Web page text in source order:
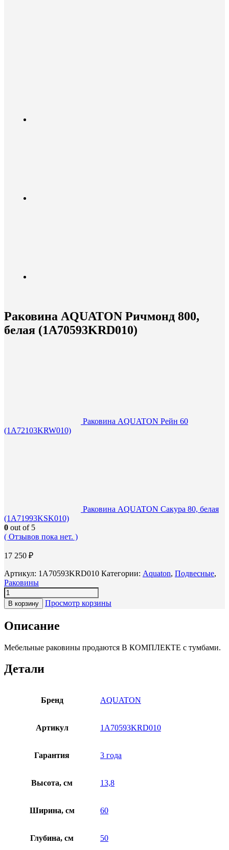
Раковина AQUATON Ричмонд 800,
белая (1A70593KRD010)
Раковина AQUATON Рейн 60
(1A72103KRW010)
Раковина AQUATON Сакура 80, белая
(1A71993KSK010)
0 out of 5
( Отзывов пока нет. )
17 250 ₽
Артикул: 1A70593KRD010 Категории: Aquaton, Подвесные,
Раковины
В корзину Просмотр корзины
Описание
Мебельные раковины продаются В КОМПЛЕКТЕ с тумбами.
Детали
Бренд AQUATON
Артикул 1A70593KRD010
Гарантия 3 года
Высота, см 13,8
Ширина, см 60
Глубина, см 50